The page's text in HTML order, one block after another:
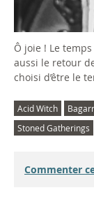
Ô joie ! Le
aussi le retour
choisi d’être le
Acid Witch
Stoned Gatherings
Commenter